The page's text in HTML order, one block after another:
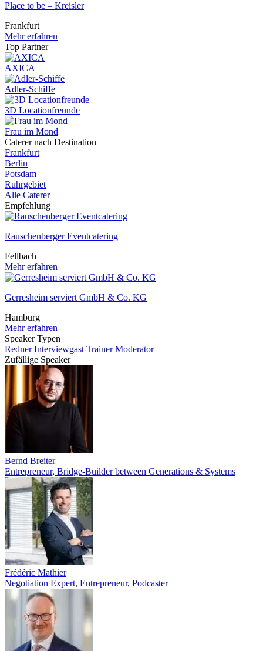
Place to be – Kreisler
Frankfurt
Mehr erfahren
Top Partner
AXICA
Adler-Schiffe
3D Locationfreunde
Frau im Mond
Caterer nach Destination
Frankfurt
Berlin
Potsdam
Ruhrgebiet
Alle Caterer
Empfehlung
Rauschenberger Eventcatering
Fellbach
Mehr erfahren
Gerresheim serviert GmbH & Co. KG
Hamburg
Mehr erfahren
Speaker Typen
RednerInterviewgast TrainerModerator
Zufällige Speaker
Bernd Breiter
Entrepreneur, Bridge-Builder between Generations & Systems
Frédéric Mathier
Negotiation Expert, Entrepreneur, Podcaster